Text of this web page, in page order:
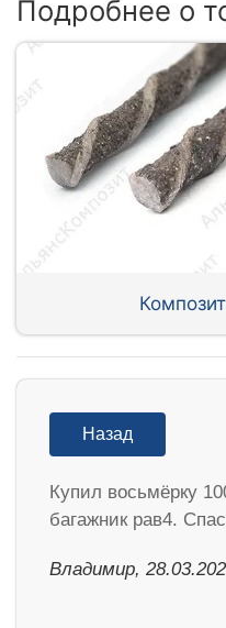
Подробнее о
Назад
Купил восьмёрку
багажник рав4.
Владимир,